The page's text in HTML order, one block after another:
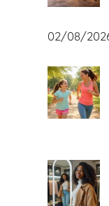
02/08/